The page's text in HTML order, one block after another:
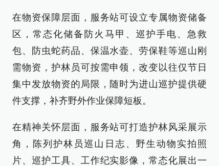
在物资保障层面，服务站可设立专属物资储备
区，常态化储备防火马甲、巡护手电、急救
包、防虫蛇药品、保温水壶、劳保鞋等巡山刚
需物资，护林员可按需申领，改变以往仅节日
集中发放物资的局限，随时为进山巡护提供硬
件支撑，补齐野外作业保障短板。
在精神关怀层面，服务站可打造护林风采展示
角，陈列护林员巡山日志、野生动物实拍照
片、巡护工具、工作纪实影像，常态化展出一